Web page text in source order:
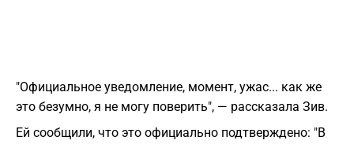
"Официальное уведомление, момент, ужас... как же
это безумно, я не могу поверить", — рассказала Зив.
Ей сообщили, что это официально подтверждено: "В